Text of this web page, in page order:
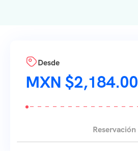
Desde
$2,184.00
Reservación